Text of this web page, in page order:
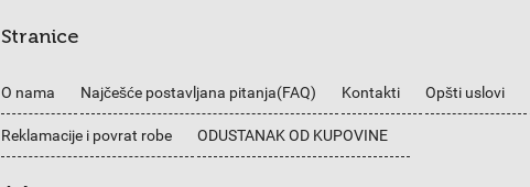
Stranice
O nama Najčešće postavljana pitanja(FAQ) Kontakti Opšti uslovi
Reklamacije i povrat robe ODUSTANAK OD KUPOVINE